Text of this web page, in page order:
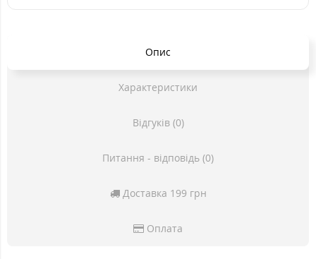
Опис
Характеристики
Відгуків (0)
Питання - відповідь (0)
Доставка 199 грн
Оплата